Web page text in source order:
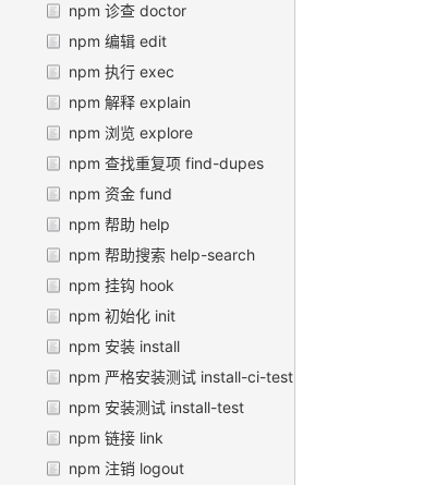
npm 诊查 doctor
npm 编辑 edit
npm 执行 exec
npm 解释 explain
npm 浏览 explore
npm 查找重复项 find-dupes
npm 资金 fund
npm 帮助 help
npm 帮助搜索 help-search
npm 挂钩 hook
npm 初始化 init
npm 安装 install
npm 严格安装测试 install-ci-test
npm 安装测试 install-test
npm 链接 link
npm 注销 logout